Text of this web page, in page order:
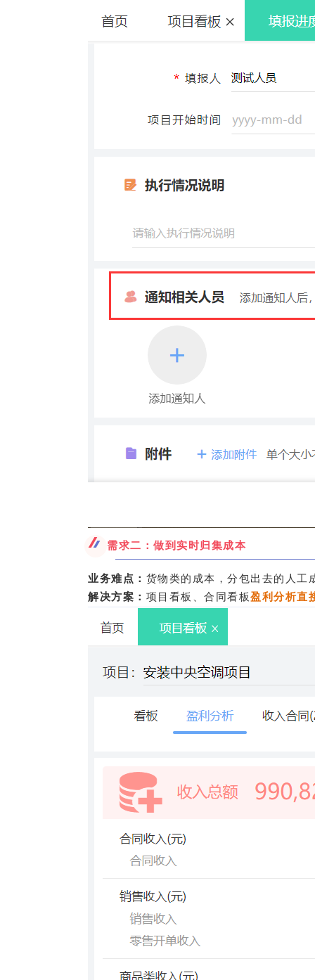
需求二：做到实时归集成本
业务难点： 货物类的成本，分包出去的人工
解决方案： 项目看板、合同看板盈利分析直